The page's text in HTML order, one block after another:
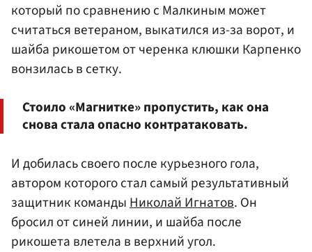
который по сравнению с Малкиным может
считаться ветераном, выкатился из-за ворот, и
шайба рикошетом от черенка клюшки Карпенко
вонзилась в сетку.
Стоило «Магнитке» пропустить, как она
снова стала опасно контратаковать.
И добилась своего после курьезного гола,
автором которого стал самый результативный
защитник команды Николай Игнатов. Он
бросил от синей линии, и шайба после
рикошета влетела в верхний угол.